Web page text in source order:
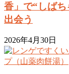
香」で“しば
出会う
2026年4月30日